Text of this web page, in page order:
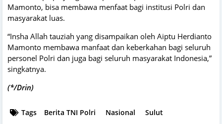
Mamonto, bisa membawa menfaat bagi institusi Polri dan
masyarakat luas.
“Insha Allah tauziah yang disampaikan oleh Aiptu Herdianto
Mamonto membawa manfaat dan keberkahan bagi seluruh
personel Polri dan juga bagi seluruh masyarakat Indonesia,”
singkatnya.
(*/Drin)
Tags Berita TNI Polri Nasional Sulut